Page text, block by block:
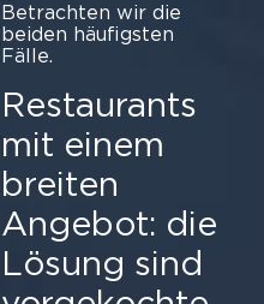
Betrachten wir die
beiden häufigsten
Fälle.
Restaurants
mit einem
breiten
Angebot: die
Lösung sind